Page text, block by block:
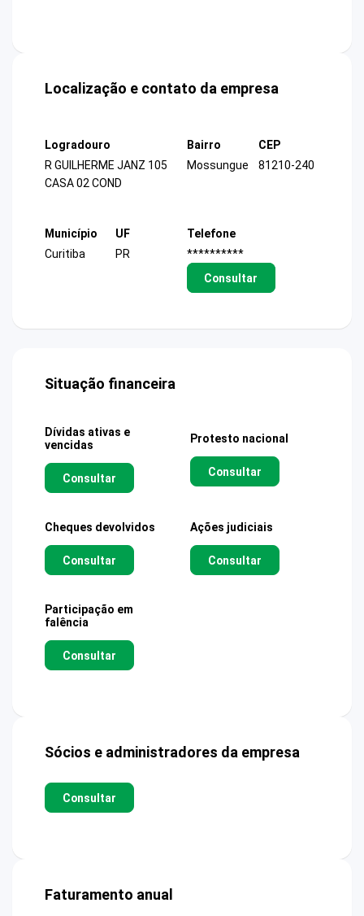
Localização e contato da empresa
Logradouro
R GUILHERME JANZ 105
CASA 02 COND
Bairro
Mossungue
CEP
81210-240
Município
Curitiba
UF
PR
Telefone
**********
Consultar
Situação financeira
Dívidas ativas e
vencidas
Consultar
Protesto nacional
Consultar
Cheques devolvidos
Consultar
Ações judiciais
Consultar
Participação em
falência
Consultar
Sócios e administradores da empresa
Consultar
Faturamento anual